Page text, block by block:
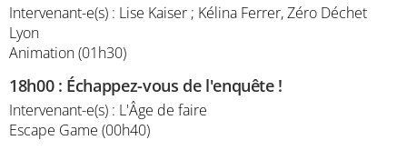
Intervenant-e(s) : Lise Kaiser ; Kélina Ferrer, Zéro Déchet
Lyon
Animation (01h30)
18h00: Échappez-vous de l'enquête !
Intervenant-e(s) : L'Âge de faire
Escape Game (00h40)